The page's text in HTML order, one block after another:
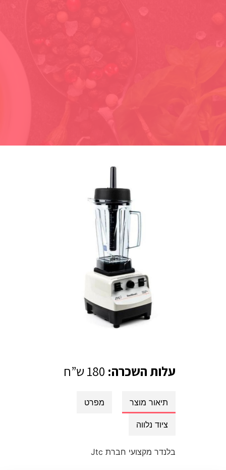
עלות השכרה: 180 ש”ח
תיאור מוצר מפרט
ציוד נלווה
בלנדר מקצועי חברת Jtc